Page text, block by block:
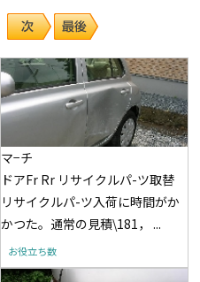
マ−チ
ドアFr Rr リサイクルパ-ツ取替
リサイクルパ-ツ入荷に時間がか
かつた。通常の見積\181， ...
お役立ち数